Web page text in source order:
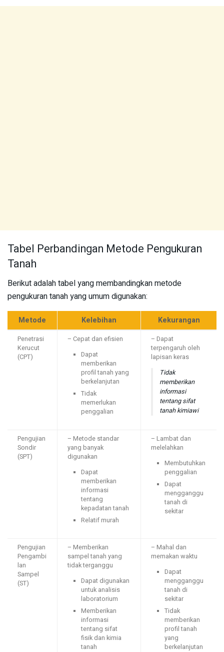
Tabel Perbandingan Metode Pengukuran
Tanah
Berikut adalah tabel yang membandingkan metode
pengukuran tanah yang umum digunakan:
Metode Kelebihan Kekurangan
Penetrasi
Kerucut
(CPT)
– Cepat dan efisien
Dapat
memberikan
profil tanah yang
berkelanjutan
Tidak
memerlukan
penggalian
– Dapat
terpengaruh oleh
lapisan keras
Tidak
memberikan
informasi
tentang sifat
tanah kimiawi
Pengujian
Sondir
(SPT)
– Metode standar
yang banyak
digunakan
Dapat
memberikan
informasi
tentang
kepadatan tanah
Relatif murah
– Lambat dan
melelahkan
Membutuhkan
penggalian
Dapat
mengganggu
tanah di
sekitar
Pengujian
Pengambi
lan
Sampel
(ST)
– Memberikan
sampel tanah yang
tidak terganggu
Dapat digunakan
untuk analisis
laboratorium
Memberikan
informasi
tentang sifat
fisik dan kimia
tanah
– Mahal dan
memakan waktu
Dapat
mengganggu
tanah di
sekitar
Tidak
memberikan
profil tanah
yang
berkelanjutan